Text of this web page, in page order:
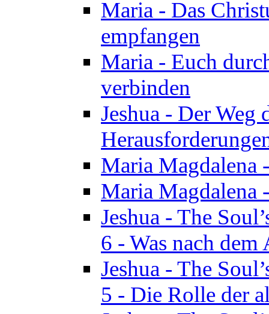
Maria - Das
empfangen
Maria - Euch
verbinden
Jeshua - Der Weg
Maria Magdalena
Maria Magdalena
Jeshua - The
6 - Was nach
Jeshua - The
5 - Die Rolle der